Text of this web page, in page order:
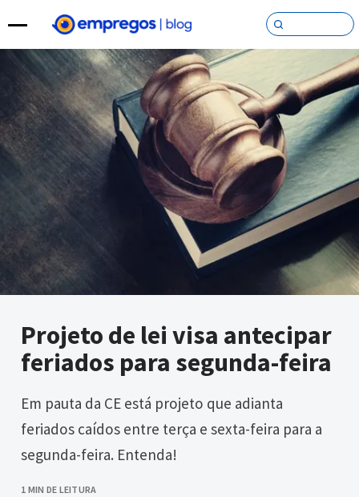
Pular para o conteúdo
Projeto de lei visa antecipar
feriados para segunda-feira
Em pauta da CE está projeto que adianta
feriados caídos entre terça e sexta-feira para a
segunda-feira. Entenda!
1 MIN DE LEITURA